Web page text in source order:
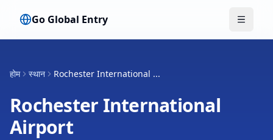
Go Global Entry मेनू टॉगल
होम स्थान Rochester International ...
Rochester International
Airport